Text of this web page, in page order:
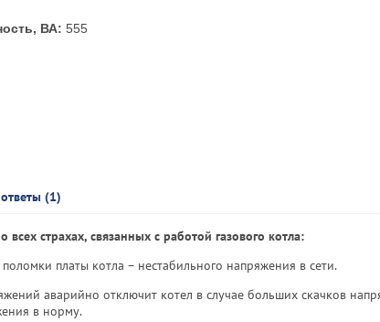
ВА: 555
(1)
страхах, связанных с работой газового котла:
платы котла – нестабильного напряжения в сети.
аварийно отключит котел в случае больших скачков
в норму.